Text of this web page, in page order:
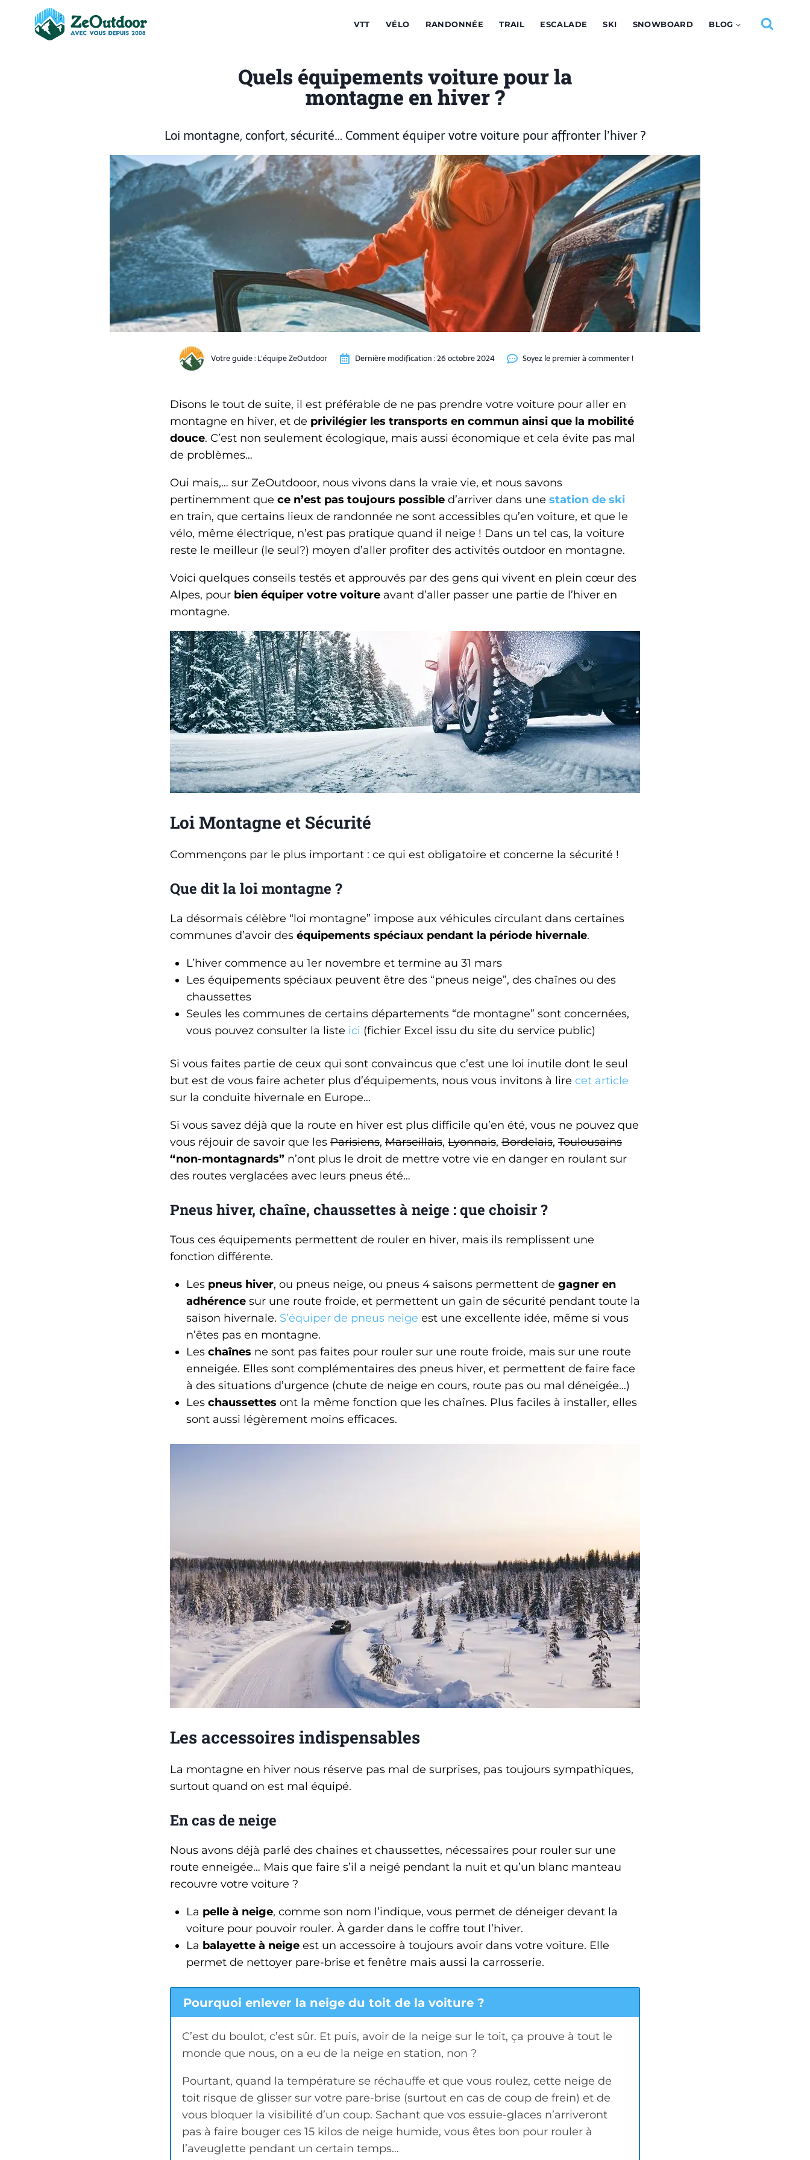
VTT VÉLO RANDONNÉE TRAIL ESCALADE SKI SNOWBOARD BLOG
Quels équipements voiture pour la
montagne en hiver ?
Loi montagne, confort, sécurité… Comment équiper votre voiture pour affronter l’hiver ?
Votre guide :L'équipe ZeOutdoor Dernière modification :26 octobre 2024 Soyez le premier à commenter !
Disons le tout de suite, il est préférable de ne pas prendre votre voiture pour aller en
montagne en hiver, et de privilégier les transports en commun ainsi que la mobilité
douce. C’est non seulement écologique, mais aussi économique et cela évite pas mal
de problèmes…
Oui mais,… sur ZeOutdooor, nous vivons dans la vraie vie, et nous savons
pertinemment que ce n’est pas toujours possible d’arriver dans une station de ski
en train, que certains lieux de randonnée ne sont accessibles qu’en voiture, et que le
vélo, même électrique, n’est pas pratique quand il neige ! Dans un tel cas, la voiture
reste le meilleur (le seul?) moyen d’aller profiter des activités outdoor en montagne.
Voici quelques conseils testés et approuvés par des gens qui vivent en plein cœur des
Alpes, pour bien équiper votre voiture avant d’aller passer une partie de l’hiver en
montagne.
Loi Montagne et Sécurité
Commençons par le plus important : ce qui est obligatoire et concerne la sécurité !
Que dit la loi montagne ?
La désormais célèbre “loi montagne” impose aux véhicules circulant dans certaines
communes d’avoir des équipements spéciaux pendant la période hivernale.
L’hiver commence au 1er novembre et termine au 31 mars
Les équipements spéciaux peuvent être des “pneus neige”, des chaînes ou des
chaussettes
Seules les communes de certains départements “de montagne” sont concernées,
vous pouvez consulter la liste ici (fichier Excel issu du site du service public)
Si vous faites partie de ceux qui sont convaincus que c’est une loi inutile dont le seul
but est de vous faire acheter plus d’équipements, nous vous invitons à lire cet article
sur la conduite hivernale en Europe…
Si vous savez déjà que la route en hiver est plus difficile qu’en été, vous ne pouvez que
vous réjouir de savoir que les Parisiens, Marseillais, Lyonnais, Bordelais, Toulousains
“non-montagnards” n’ont plus le droit de mettre votre vie en danger en roulant sur
des routes verglacées avec leurs pneus été…
Pneus hiver, chaîne, chaussettes à neige : que choisir ?
Tous ces équipements permettent de rouler en hiver, mais ils remplissent une
fonction différente.
Les pneus hiver, ou pneus neige, ou pneus 4 saisons permettent de gagner en
adhérence sur une route froide, et permettent un gain de sécurité pendant toute la
saison hivernale. S’équiper de pneus neige est une excellente idée, même si vous
n’êtes pas en montagne.
Les chaînes ne sont pas faites pour rouler sur une route froide, mais sur une route
enneigée. Elles sont complémentaires des pneus hiver, et permettent de faire face
à des situations d’urgence (chute de neige en cours, route pas ou mal déneigée…)
Les chaussettes ont la même fonction que les chaînes. Plus faciles à installer, elles
sont aussi légèrement moins efficaces.
Les accessoires indispensables
La montagne en hiver nous réserve pas mal de surprises, pas toujours sympathiques,
surtout quand on est mal équipé.
En cas de neige
Nous avons déjà parlé des chaines et chaussettes, nécessaires pour rouler sur une
route enneigée… Mais que faire s’il a neigé pendant la nuit et qu’un blanc manteau
recouvre votre voiture ?
La pelle à neige, comme son nom l’indique, vous permet de déneiger devant la
voiture pour pouvoir rouler. À garder dans le coffre tout l’hiver.
La balayette à neige est un accessoire à toujours avoir dans votre voiture. Elle
permet de nettoyer pare-brise et fenêtre mais aussi la carrosserie.
Pourquoi enlever la neige du toit de la voiture ?
C’est du boulot, c’est sûr. Et puis, avoir de la neige sur le toit, ça prouve à tout le
monde que nous, on a eu de la neige en station, non ?
Pourtant, quand la température se réchauffe et que vous roulez, cette neige de
toit risque de glisser sur votre pare-brise (surtout en cas de coup de frein) et de
vous bloquer la visibilité d’un coup. Sachant que vos essuie-glaces n’arriveront
pas à faire bouger ces 15 kilos de neige humide, vous êtes bon pour rouler à
l’aveuglette pendant un certain temps…